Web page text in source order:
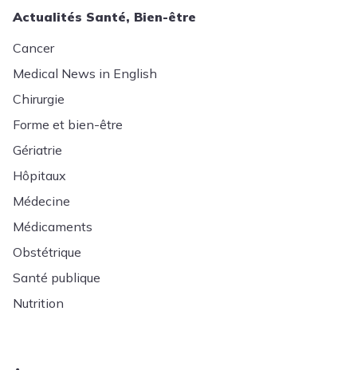
Actualités Santé, Bien-être
Cancer
Medical News in English
Chirurgie
Forme et bien-être
Gériatrie
Hôpitaux
Médecine
Médicaments
Obstétrique
Santé publique
Nutrition